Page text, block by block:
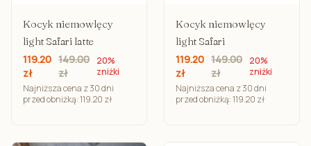
Kocyk niemowlęcy
light Safari latte
119.20
zł
149.00
zł
20%
zniżki
Najniższa cena z 30 dni
przed obniżką: 119.20 zł
Kocyk niemowlęcy
light Safari
119.20
zł
149.00
zł
20%
zniżki
Najniższa cena z 30 dni
przed obniżką: 119.20 zł